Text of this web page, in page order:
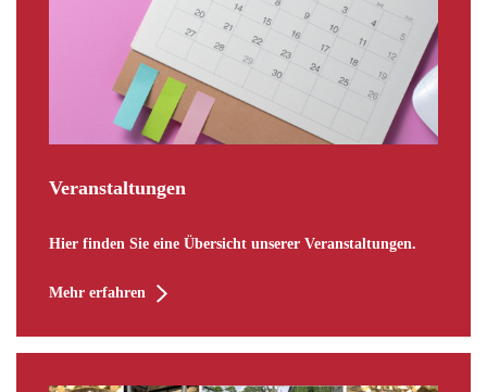
Veranstaltungen
Hier finden Sie eine Übersicht unserer Veranstaltungen.
Mehr erfahren